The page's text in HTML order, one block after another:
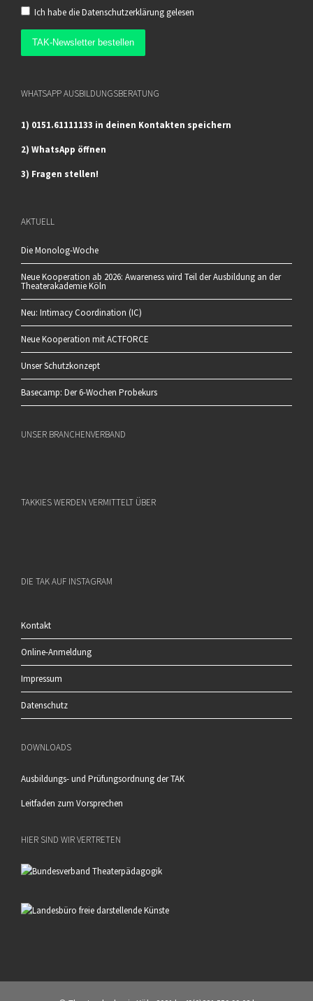
Ich habe dieDatenschutzerklärung gelesen
WHATSAPP AUSBILDUNGSBERATUNG
1) 0151.61111133 in deinen Kontakten speichern
2) WhatsApp öffnen
3) Fragen stellen!
AKTUELL
Die Monolog-Woche
Neue Kooperation ab 2026: Awareness wird Teil der Ausbildung an der
Theaterakademie Köln
Neu: Intimacy Coordination (IC)
Neue Kooperation mit ACTFORCE
Unser Schutzkonzept
Basecamp: Der 6-Wochen Probekurs
UNSER BRANCHENVERBAND
TAKKIES WERDEN VERMITTELT ÜBER
DIE TAK AUF INSTAGRAM
Kontakt
Online-Anmeldung
Impressum
Datenschutz
DOWNLOADS
Ausbildungs- und Prüfungsordnung der TAK
Leitfaden zum Vorsprechen
HIER SIND WIR VERTRETEN